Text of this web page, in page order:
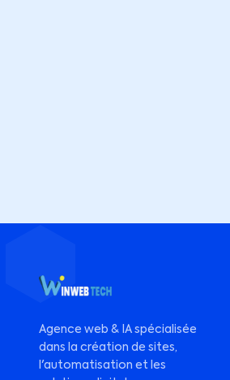
Agence web & IA spécialisée
dans la création de sites,
l'automatisation et les